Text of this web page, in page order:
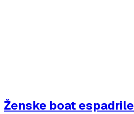
Ženske boat espadrile